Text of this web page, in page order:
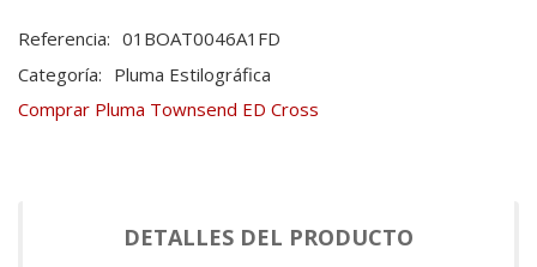
Referencia: 01BOAT0046A1FD
Categoría: Pluma Estilográfica
Comprar Pluma Townsend ED Cross
DETALLES DEL PRODUCTO